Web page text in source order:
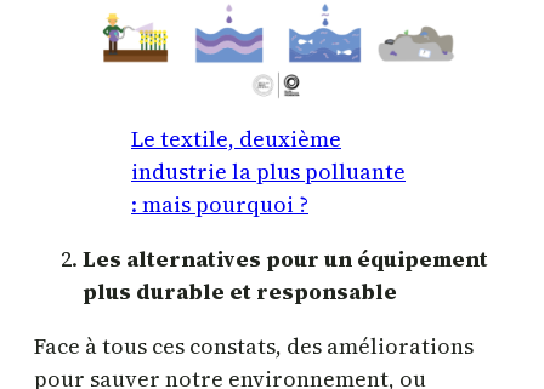
Le textile, deuxième
industrie la plus polluante
: mais pourquoi ?
Les alternatives pour un équipement
plus durable et responsable
Face à tous ces constats, des améliorations
pour sauver notre environnement, ou